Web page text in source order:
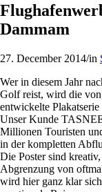
Dammam
27. December 2014/in
Wer in diesem Jahr
Golf reist, wird die
entwickelte
Unser Kunde
Millionen Touristen
in der kompletten
Die Poster sind
Abgrenzung von
wird hier ganz klar